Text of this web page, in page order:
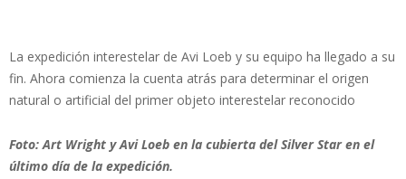
La expedición interestelar de Avi Loeb y su equipo ha llegado a su
fin. Ahora comienza la cuenta atrás para determinar el origen
natural o artificial del primer objeto interestelar reconocido
Foto: Art Wright y Avi Loeb en la cubierta del Silver Star en el
último día de la expedición.